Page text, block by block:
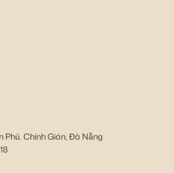
Phủ. Chính Gián, Đà Nẵng